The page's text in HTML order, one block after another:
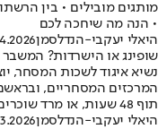
מותגים מובילים • בין
• הנה מה שיחכה לכם
היאלי יעקבי-הנדלסמן
שופינג או הישרדות? המשבר
נשיא איגוד לשכות המסחר,
המרכזים המסחריים,
תוף 48 שעות, או מרד שוכרים"
היאלי יעקבי-הנדלסמן